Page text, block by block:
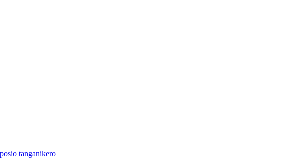
tanganikero